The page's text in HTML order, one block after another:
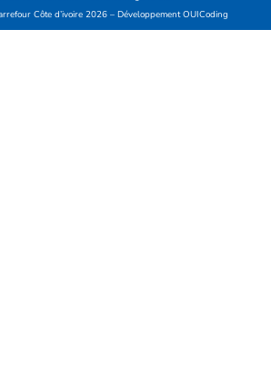
Côte d’ivoire 2026 – DéveloppementOUICoding